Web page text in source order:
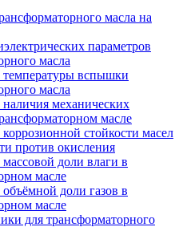
масла на
параметров
масла
температуры вспышки
масла
механических
масле
стойкости масел
против окисления
доли влаги в
масле
доли газов в
масле
для трансформаторного